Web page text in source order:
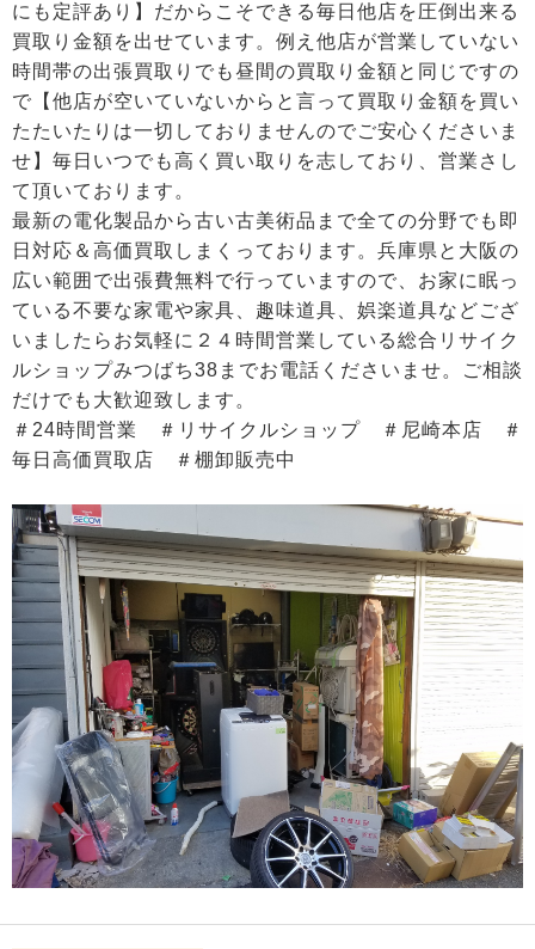
にも定評あり】だからこそできる毎日他店を圧倒出来る
買取り金額を出せています。例え他店が営業していない
時間帯の出張買取りでも昼間の買取り金額と同じですの
で【他店が空いていないからと言って買取り金額を買い
たたいたりは一切しておりませんのでご安心くださいま
せ】毎日いつでも高く買い取りを志しており、営業さし
て頂いております。
最新の電化製品から古い古美術品まで全ての分野でも即
日対応＆高価買取しまくっております。兵庫県と大阪の
広い範囲で出張費無料で行っていますので、お家に眠っ
ている不要な家電や家具、趣味道具、娯楽道具などござ
いましたらお気軽に２４時間営業している総合リサイク
ルショップみつばち38までお電話くださいませ。ご相談
だけでも大歓迎致します。
＃24時間営業 ＃リサイクルショップ ＃尼崎本店 ＃
毎日高価買取店 ＃棚卸販売中